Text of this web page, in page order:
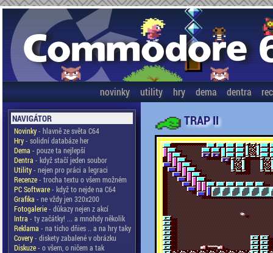
novinky utility hry dema dentra
NAVIGÁTOR
Novinky- hlavně ze světa C64
Hry- solidní databáze her
Dema - pouze ta nejlepší
Dentra - když stačí jeden soubor
Utility- nejen pro práci a legraci
Recenze- trocha textu o všem možném
PC Software- když to nejde na C64
Grafika - ne vždy jen 320x200
Fotogalerie- důkazy nejen z akcí
Intra - ty začátky! ... a mnohdy několik
Reklama - na ticho dňies .. a na hry taky
Covery- diskety zabalené v obrázku
Diskuze- o všem, o ničem a tak
TRAP II